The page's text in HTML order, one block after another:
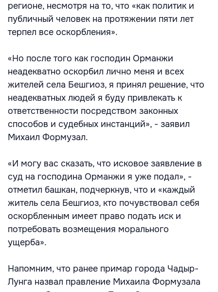
регионе, несмотря на то, что «как политик и
публичный человек на протяжении пяти лет
терпел все оскорбления».
«Но после того как господин Орманжи
неадекватно оскорбил лично меня и всех
жителей села Бешгиоз, я принял решение, что
неадекватных людей я буду привлекать к
ответственности посредством законных
способов и судебных инстанций», - заявил
Михаил Формузал.
«И могу вас сказать, что исковое заявление в
суд на господина Орманжи я уже подал», -
отметил башкан, подчеркнув, что и «каждый
житель села Бешгиоз, кто почувствовал себя
оскорбленным имеет право подать иск и
потребовать возмещения морального
ущерба».
Напомним, что ранее примар города Чадыр-
Лунга назвал правление Михаила Формузала